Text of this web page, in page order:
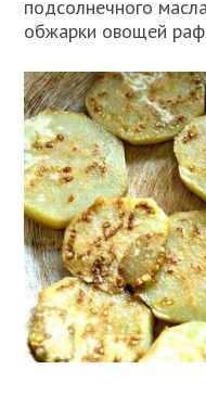
подсолнечного
обжарки овощей